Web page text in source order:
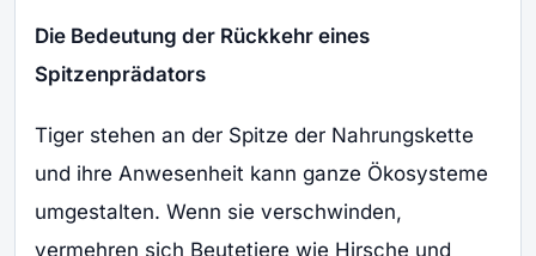
Die Bedeutung der Rückkehr eines
Spitzenprädators
Tiger stehen an der Spitze der Nahrungskette
und ihre Anwesenheit kann ganze Ökosysteme
umgestalten. Wenn sie verschwinden,
vermehren sich Beutetiere wie Hirsche und